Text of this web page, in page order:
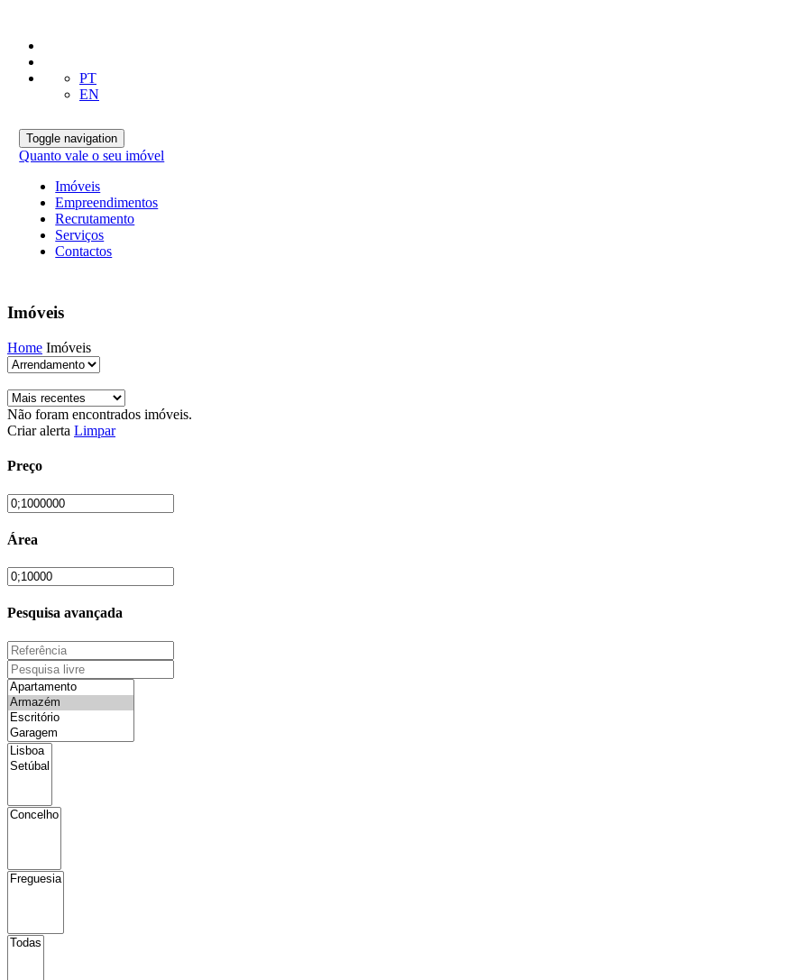
PT
EN
Toggle navigation
Quanto vale o seu imóvel
Imóveis
Empreendimentos
Recrutamento
Serviços
Contactos
Imóveis
Home Imóveis
Não foram encontrados imóveis.
Criar alerta Limpar
Preço
Área
Pesquisa avançada